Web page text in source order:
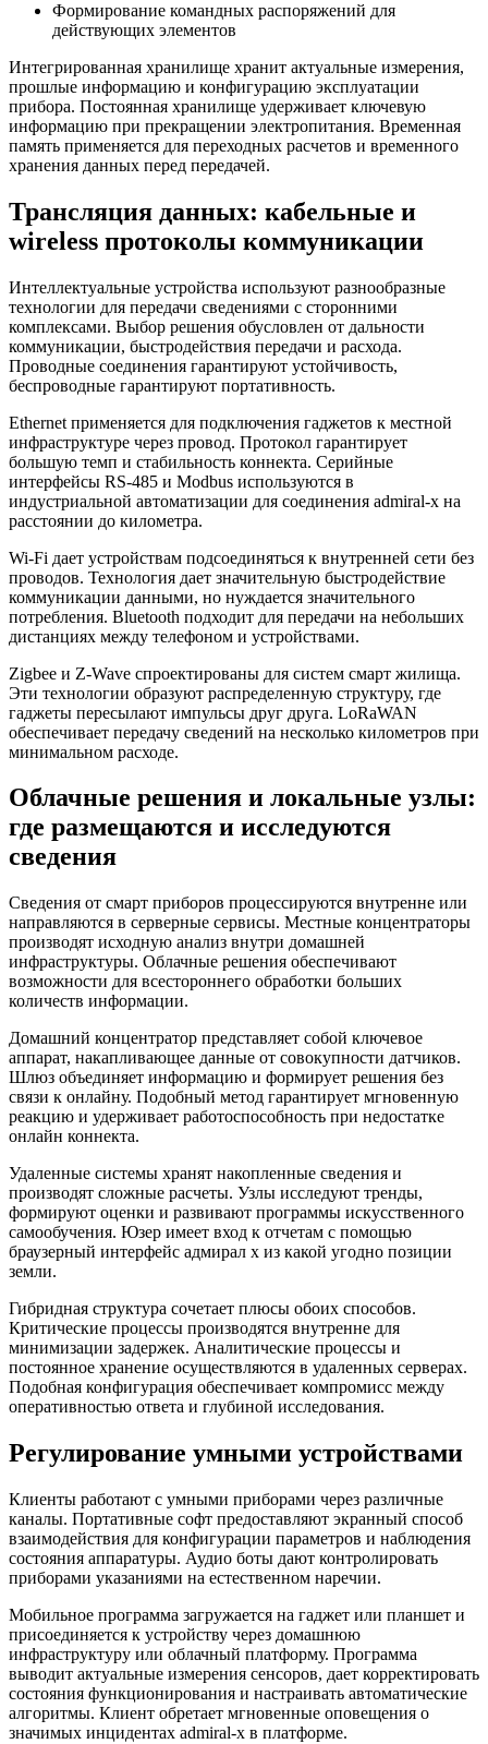
Формирование командных распоряжений для
действующих элементов
Интегрированная хранилище хранит актуальные измерения,
прошлые информацию и конфигурацию эксплуатации
прибора. Постоянная хранилище удерживает ключевую
информацию при прекращении электропитания. Временная
память применяется для переходных расчетов и временного
хранения данных перед передачей.
Трансляция данных: кабельные и
wireless протоколы коммуникации
Интеллектуальные устройства используют разнообразные
технологии для передачи сведениями с сторонними
комплексами. Выбор решения обусловлен от дальности
коммуникации, быстродействия передачи и расхода.
Проводные соединения гарантируют устойчивость,
беспроводные гарантируют портативность.
Ethernet применяется для подключения гаджетов к местной
инфраструктуре через провод. Протокол гарантирует
большую темп и стабильность коннекта. Серийные
интерфейсы RS-485 и Modbus используются в
индустриальной автоматизации для соединения admiral-x на
расстоянии до километра.
Wi-Fi дает устройствам подсоединяться к внутренней сети без
проводов. Технология дает значительную быстродействие
коммуникации данными, но нуждается значительного
потребления. Bluetooth подходит для передачи на небольших
дистанциях между телефоном и устройствами.
Zigbee и Z-Wave спроектированы для систем смарт жилища.
Эти технологии образуют распределенную структуру, где
гаджеты пересылают импульсы друг друга. LoRaWAN
обеспечивает передачу сведений на несколько километров при
минимальном расходе.
Облачные решения и локальные узлы:
где размещаются и исследуются
сведения
Сведения от смарт приборов процессируются внутренне или
направляются в серверные сервисы. Местные концентраторы
производят исходную анализ внутри домашней
инфраструктуры. Облачные решения обеспечивают
возможности для всестороннего обработки больших
количеств информации.
Домашний концентратор представляет собой ключевое
аппарат, накапливающее данные от совокупности датчиков.
Шлюз объединяет информацию и формирует решения без
связи к онлайну. Подобный метод гарантирует мгновенную
реакцию и удерживает работоспособность при недостатке
онлайн коннекта.
Удаленные системы хранят накопленные сведения и
производят сложные расчеты. Узлы исследуют тренды,
формируют оценки и развивают программы искусственного
самообучения. Юзер имеет вход к отчетам с помощью
браузерный интерфейс адмирал х из какой угодно позиции
земли.
Гибридная структура сочетает плюсы обоих способов.
Критические процессы производятся внутренне для
минимизации задержек. Аналитические процессы и
постоянное хранение осуществляются в удаленных серверах.
Подобная конфигурация обеспечивает компромисс между
оперативностью ответа и глубиной исследования.
Регулирование умными устройствами
Клиенты работают с умными приборами через различные
каналы. Портативные софт предоставляют экранный способ
взаимодействия для конфигурации параметров и наблюдения
состояния аппаратуры. Аудио боты дают контролировать
приборами указаниями на естественном наречии.
Мобильное программа загружается на гаджет или планшет и
присоединяется к устройству через домашнюю
инфраструктуру или облачный платформу. Программа
выводит актуальные измерения сенсоров, дает корректировать
состояния функционирования и настраивать автоматические
алгоритмы. Клиент обретает мгновенные оповещения о
значимых инцидентах admiral-x в платформе.